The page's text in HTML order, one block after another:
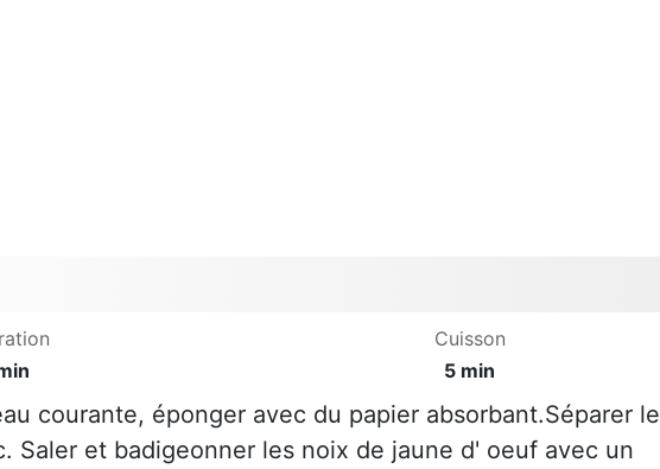
Cuisson
5 min
courante, éponger avec du papier absorbant.Séparer le
Saler et badigeonner les noix de jaune d' oeuf avec un